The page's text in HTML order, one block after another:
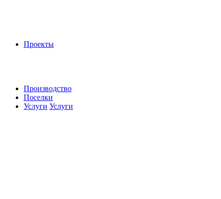
Проекты
Производство
Поселки
Услуги Услуги